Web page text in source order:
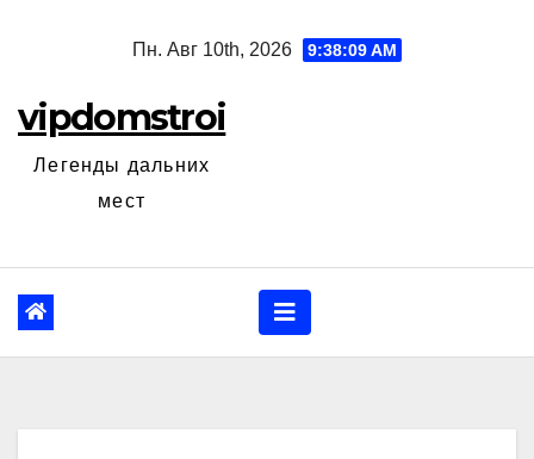
Пн. Авг 10th, 2026 9:38:10 AM
vipdomstroi
Легенды дальних
мест